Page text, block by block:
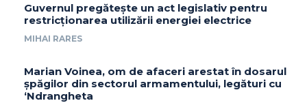
Guvernul pregătește un act legislativ pentru
restricționarea utilizării energiei electrice
MIHAI RARES
Marian Voinea, om de afaceri arestat în dosarul
șpăgilor din sectorul armamentului, legături cu
‘Ndrangheta